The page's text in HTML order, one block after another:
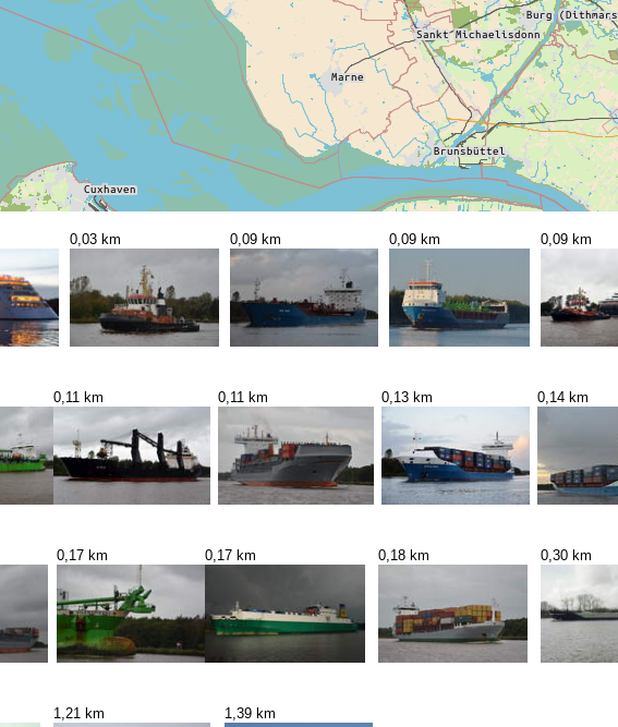
0,03 km 0,09 km 0,09 km 0,09 km
0,11 km 0,11 km 0,13 km 0,14 km
0,17 km 0,17 km 0,18 km 0,30 km
1,21 km 1,39 km